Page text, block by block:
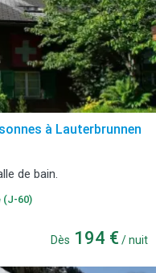
à Lauterbrunnen
de bain.
60)
Dès 194 € / nuit